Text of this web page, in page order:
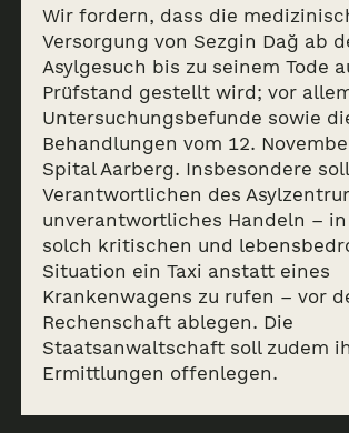
Wir fordern, dass die
Versorgung von Sezgin Dağ ab
Asylgesuch bis zu seinem Tode
Prüfstand gestellt wird; vor
Untersuchungsbefunde sowie
Behandlungen vom 12.
Spital Aarberg. Insbesondere
Verantwortlichen des
unverantwortliches Handeln –
solch kritischen und
Situation ein Taxi anstatt eines
Krankenwagens zu rufen – vor
Rechenschaft ablegen. Die
Staatsanwaltschaft soll zudem
Ermittlungen offenlegen.